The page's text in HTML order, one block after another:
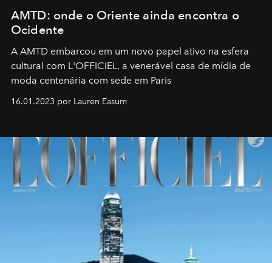
AMTD: onde o Oriente ainda encontra o
Ocidente
A AMTD embarcou em um novo papel ativo na esfera
cultural com L'OFFICIEL, a venerável casa de mídia de
moda centenária com sede em Paris
16.01.2023 por Lauren Easum